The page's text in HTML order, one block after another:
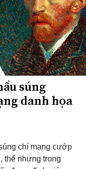
súng
danh họa
chí mạng cướp
thế nhưng trong